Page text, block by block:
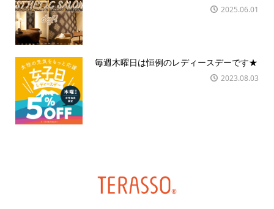
2025.06.01
毎週木曜日は恒例のレディースデーです★
2023.08.03